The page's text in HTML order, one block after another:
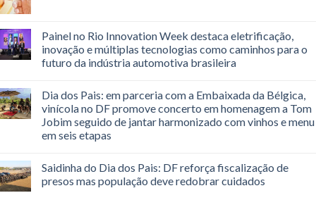
Painel no Rio Innovation Week destaca eletrificação,
inovação e múltiplas tecnologias como caminhos para o
futuro da indústria automotiva brasileira
Dia dos Pais: em parceria com a Embaixada da Bélgica,
vinícola no DF promove concerto em homenagem a Tom
Jobim seguido de jantar harmonizado com vinhos e menu
em seis etapas
Saidinha do Dia dos Pais: DF reforça fiscalização de
presos mas população deve redobrar cuidados